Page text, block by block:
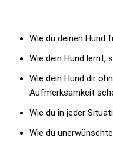
Wie du deinen Hund
Wie dein Hund lernt,
Wie dein Hund dir
Aufmerksamkeit
Wie du in jeder
Wie du